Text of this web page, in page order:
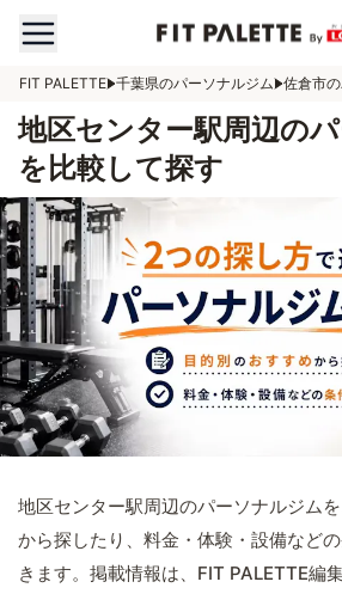
FIT PALETTE 千葉県のパーソナルジム 佐倉市
地区センター駅周辺の
を比較して探す
地区センター駅周辺のパーソナルジム
から探したり、料金・体験・設備など
きます。掲載情報は、FIT PALETTE編